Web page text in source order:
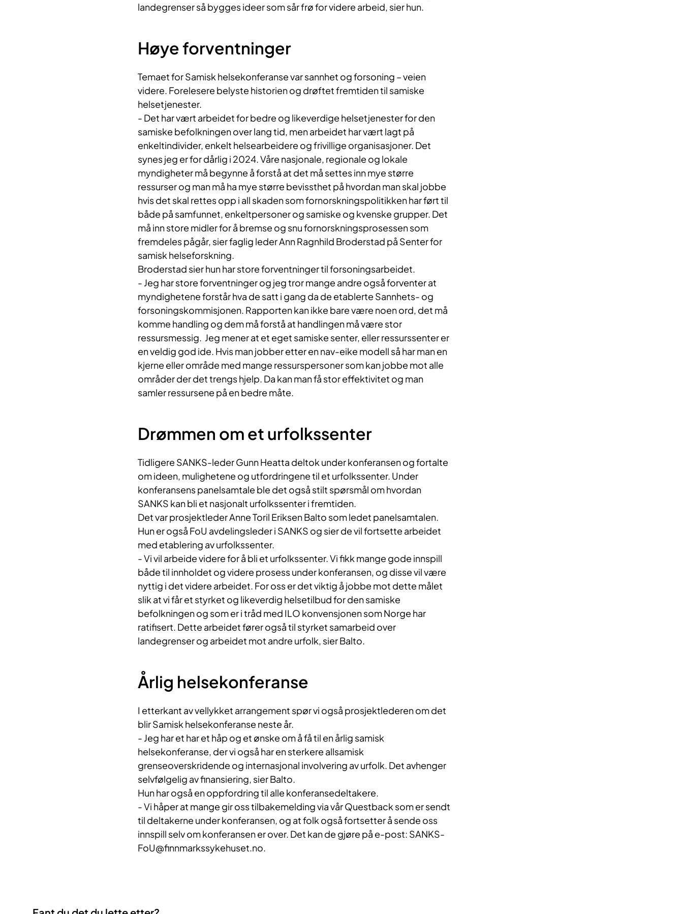
landegrenser så bygges ideer som sår frø for videre arbeid, sier hun.
Høye forventninger
Temaet for Samisk helsekonferanse var sannhet og forsoning – veien
videre. Forelesere belyste historien og drøftet fremtiden til samiske
helsetjenester.
- Det har vært arbeidet for bedre og likeverdige helsetjenester for den
samiske befolkningen over lang tid, men arbeidet har vært lagt på
enkeltindivider, enkelt helsearbeidere og frivillige organisasjoner. Det
synes jeg er for dårlig i 2024. Våre nasjonale, regionale og lokale
myndigheter må begynne å forstå at det må settes inn mye større
ressurser og man må ha mye større bevissthet på hvordan man skal jobbe
hvis det skal rettes opp i all skaden som fornorskningspolitikken har ført til
både på samfunnet, enkeltpersoner og samiske og kvenske grupper. Det
må inn store midler for å bremse og snu fornorskningsprosessen som
fremdeles pågår, sier faglig leder Ann Ragnhild Broderstad på Senter for
samisk helseforskning.
Broderstad sier hun har store forventninger til forsoningsarbeidet.
- Jeg har store forventninger og jeg tror mange andre også forventer at
myndighetene forstår hva de satt i gang da de etablerte Sannhets- og
forsoningskommisjonen. Rapporten kan ikke bare være noen ord, det må
komme handling og dem må forstå at handlingen må være stor
ressursmessig. Jeg mener at et eget samiske senter, eller ressurssenter er
en veldig god ide. Hvis man jobber etter en nav-eike modell så har man en
kjerne eller område med mange ressurspersoner som kan jobbe mot alle
områder der det trengs hjelp. Da kan man få stor effektivitet og man
samler ressursene på en bedre måte.
Drømmen om et urfolkssenter
Tidligere SANKS-leder Gunn Heatta deltok under konferansen og fortalte
om ideen, mulighetene og utfordringene til et urfolkssenter. Under
konferansens panelsamtale ble det også stilt spørsmål om hvordan
SANKS kan bli et nasjonalt urfolkssenter i fremtiden.
Det var prosjektleder Anne Toril Eriksen Balto som ledet panelsamtalen.
Hun er også FoU avdelingsleder i SANKS og sier de vil fortsette arbeidet
med etablering av urfolkssenter.
- Vi vil arbeide videre for å bli et urfolkssenter. Vi fikk mange gode innspill
både til innholdet og videre prosess under konferansen, og disse vil være
nyttig i det videre arbeidet. For oss er det viktig å jobbe mot dette målet
slik at vi får et styrket og likeverdig helsetilbud for den samiske
befolkningen og som er i tråd med ILO konvensjonen som Norge har
ratifisert. Dette arbeidet fører også til styrket samarbeid over
landegrenser og arbeidet mot andre urfolk, sier Balto.
Årlig helsekonferanse
I etterkant av vellykket arrangement spør vi også prosjektlederen om det
blir Samisk helsekonferanse neste år.
- Jeg har et har et håp og et ønske om å få til en årlig samisk
helsekonferanse, der vi også har en sterkere allsamisk
grenseoverskridende og internasjonal involvering av urfolk. Det avhenger
selvfølgelig av finansiering, sier Balto.
Hun har også en oppfordring til alle konferansedeltakere.
- Vi håper at mange gir oss tilbakemelding via vår Questback som er sendt
til deltakerne under konferansen, og at folk også fortsetter å sende oss
innspill selv om konferansen er over. Det kan de gjøre på e-post: SANKS-
FoU@finnmarkssykehuset.no.